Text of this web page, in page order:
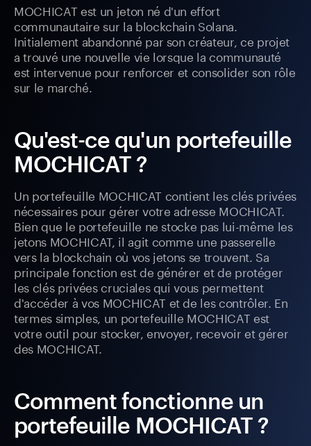
MOCHICAT est un jeton né d'un effort
communautaire sur la blockchain Solana.
Initialement abandonné par son créateur, ce projet
a trouvé une nouvelle vie lorsque la communauté
est intervenue pour renforcer et consolider son rôle
sur le marché.
Qu'est-ce qu'un portefeuille
MOCHICAT ?
Un portefeuille MOCHICAT contient les clés privées
nécessaires pour gérer votre adresse MOCHICAT.
Bien que le portefeuille ne stocke pas lui-même les
jetons MOCHICAT, il agit comme une passerelle
vers la blockchain où vos jetons se trouvent. Sa
principale fonction est de générer et de protéger
les clés privées cruciales qui vous permettent
d'accéder à vos MOCHICAT et de les contrôler. En
termes simples, un portefeuille MOCHICAT est
votre outil pour stocker, envoyer, recevoir et gérer
des MOCHICAT.
Comment fonctionne un
portefeuille MOCHICAT ?